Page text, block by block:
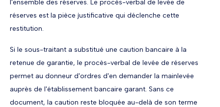
l'ensemble des réserves. Le procès-verbal de levée de
réserves est la pièce justificative qui déclenche cette
restitution.
Si le sous-traitant a substitué une caution bancaire à la
retenue de garantie, le procès-verbal de levée de réserves
permet au donneur d'ordres d'en demander la mainlevée
auprès de l'établissement bancaire garant. Sans ce
document, la caution reste bloquée au-delà de son terme